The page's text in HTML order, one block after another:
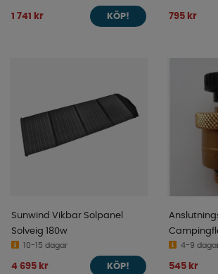
1 741 kr KÖP! 795 kr
Sunwind Vikbar Solpanel
Solveig 180w
10-15 dagar
4 695 kr KÖP!
4-9
545 kr